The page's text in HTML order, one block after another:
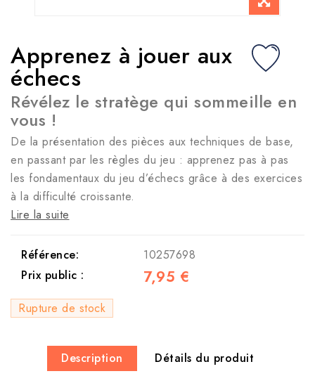
Apprenez à jouer aux
échecs
Révélez le stratège qui sommeille en
vous !
De la présentation des pièces aux techniques de base,
en passant par les règles du jeu : apprenez pas à pas
les fondamentaux du jeu d’échecs grâce à des exercices
à la difficulté croissante.
Lire la suite
Référence:
10257698
Prix public :
7,95 €
Rupture de stock
Description Détails du produit